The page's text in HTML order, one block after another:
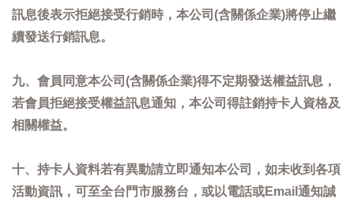
訊息後表示拒絕接受行銷時，本公司(含關係企業)將停止繼
續發送行銷訊息。
九、會員同意本公司(含關係企業)得不定期發送權益訊息，
若會員拒絕接受權益訊息通知，本公司得註銷持卡人資格及
相關權益。
十、持卡人資料若有異動請立即通知本公司，如未收到各項
活動資訊，可至全台門市服務台，或以電話或Email通知誠